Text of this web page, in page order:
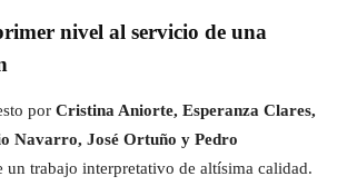
nivel al servicio de una
por Cristina Aniorte, Esperanza Clares,
Navarro, José Ortuño y Pedro
un trabajo interpretativo de altísima calidad.